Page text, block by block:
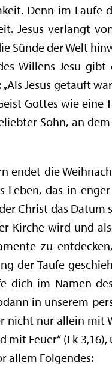
Denn im Laufe
Jesus verlangt
Sünde der Welt
Willens Jesu
Jesus getauft
Gottes wie eine
Sohn, an
endet die
das in
Christ das Datum
Kirche wird und
zu
der Taufe
dich im Namen
in unserem
nicht nur allein
mit Feuer“ (Lk
allem Folgendes: